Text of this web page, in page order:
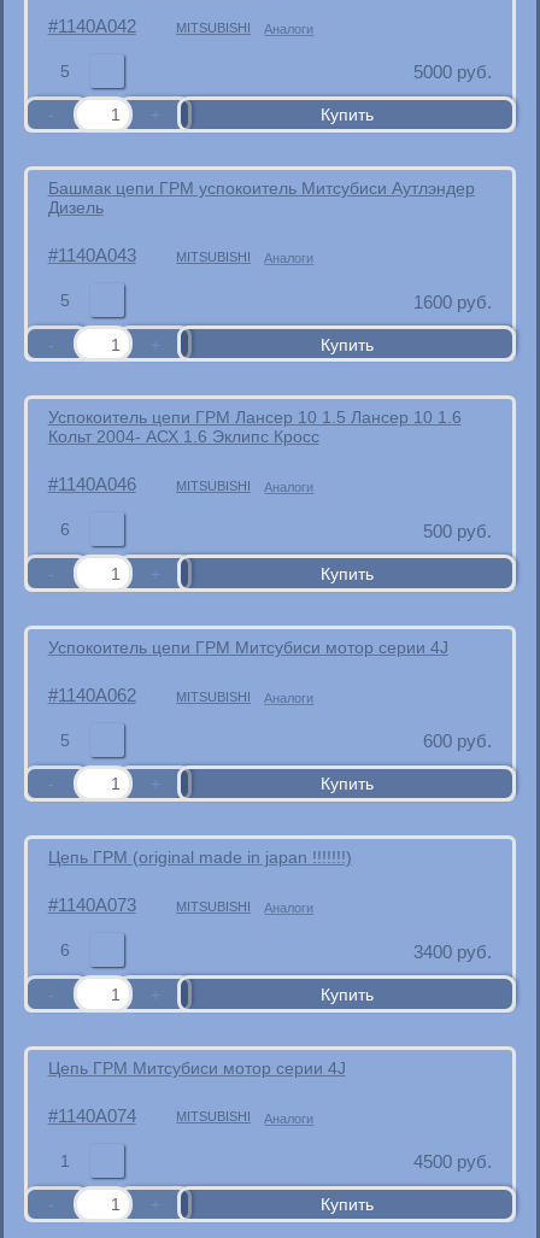
1140A042 MITSUBISHI Аналоги
5 5000 руб.
Башмак цепи ГРМ успокоитель Митсубиси Аутлэндер
Дизель
1140A043 MITSUBISHI Аналоги
5 1600 руб.
Успокоитель цепи ГРМ Лансер 10 1.5 Лансер 10 1.6
Кольт 2004- АСХ 1.6 Эклипс Кросс
1140A046 MITSUBISHI Аналоги
6 500 руб.
Успокоитель цепи ГРМ Митсубиси мотор серии 4J
1140A062 MITSUBISHI Аналоги
5 600 руб.
Цепь ГРМ (original made in japan !!!!!!!)
1140A073 MITSUBISHI Аналоги
6 3400 руб.
Цепь ГРМ Митсубиси мотор серии 4J
1140A074 MITSUBISHI Аналоги
1 4500 руб.